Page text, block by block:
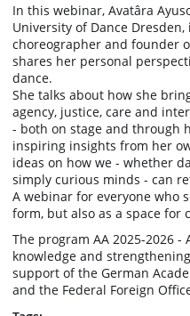
In this webinar, Avatâra
University of Dance
choreographer and founder
shares her personal
dance.
She talks about how she
agency, justice, care and
- both on stage and through
inspiring insights from her
ideas on how we - whether
simply curious minds - can
A webinar for everyone who
form, but also as a space for
The program AA 2025-2026
knowledge and
support of the German
and the Federal Foreign